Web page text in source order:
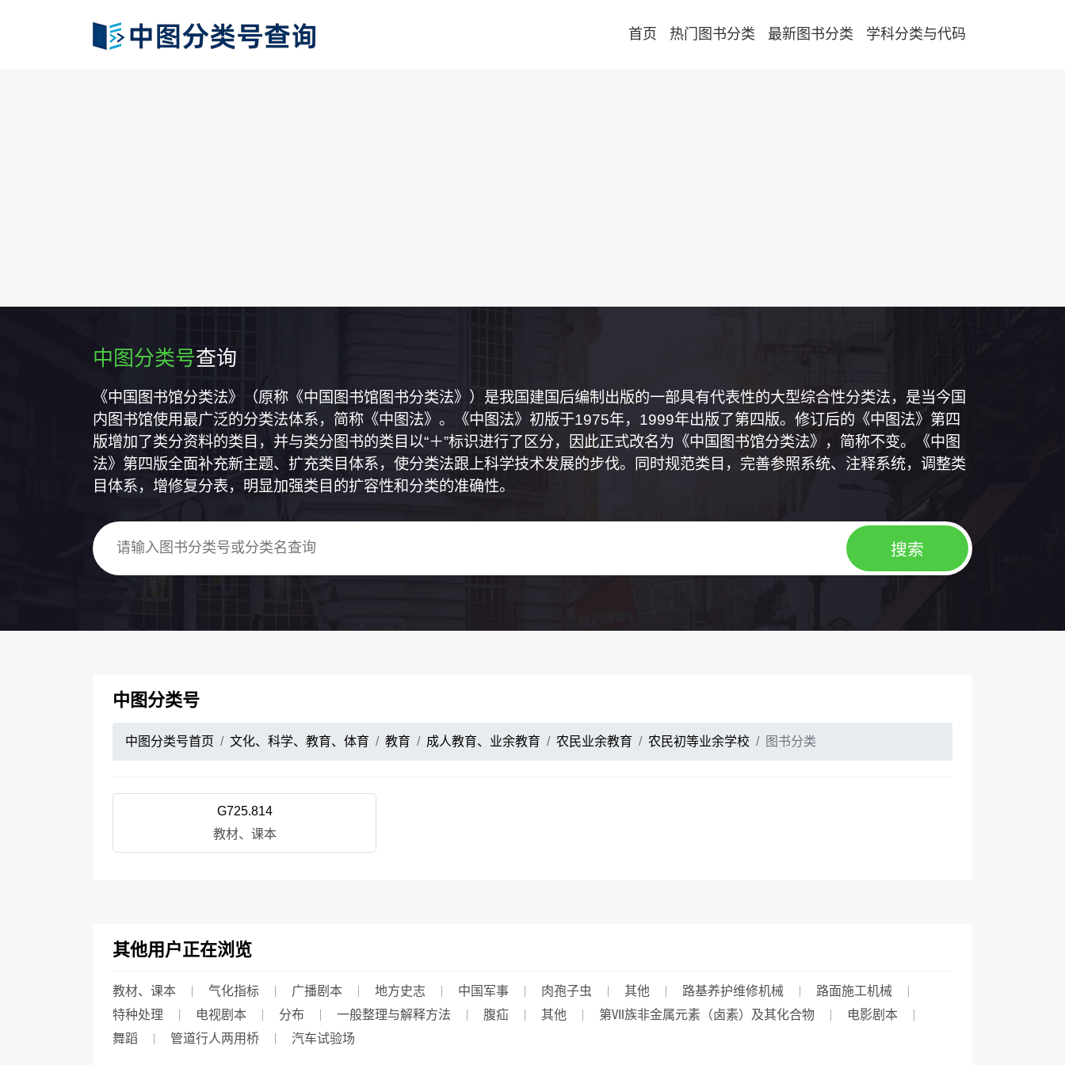
首页 热门图书分类 最新图书分类 学科分类与代码
中图分类号查询
《中国图书馆分类法》（原称《中国图书馆图书分类法》）是我国建国后编制出版的一部具有代表性的大型综合性分类法，是当今国
内图书馆使用最广泛的分类法体系，简称《中图法》。《中图法》初版于1975年，1999年出版了第四版。修订后的《中图法》第四
版增加了类分资料的类目，并与类分图书的类目以“＋”标识进行了区分，因此正式改名为《中国图书馆分类法》，简称不变。《中图
法》第四版全面补充新主题、扩充类目体系，使分类法跟上科学技术发展的步伐。同时规范类目，完善参照系统、注释系统，调整类
目体系，增修复分表，明显加强类目的扩容性和分类的准确性。
中图分类号
中图分类号首页 文化、科学、教育、体育 教育 成人教育、业余教育 农民业余教育 农民初等业余学校 图书分类
G725.814
教材、课本
其他用户正在浏览
教材、课本 气化指标 广播剧本 地方史志 中国军事 肉孢子虫 其他 路基养护维修机械
路面施工机械
特种处理
电视剧本 分布 一般整理与解释方法 腹疝 其他 第Ⅶ族非金属元素（卤素）及其化合物
电影剧本
舞蹈
管道行人两用桥 汽车试验场